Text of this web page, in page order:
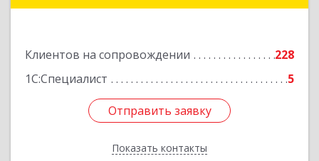
Клиентов на сопровождении
228
1С:Специалист
5
Отправить заявку
Показать контакты
Подробнее
Отправить заявку
Назад